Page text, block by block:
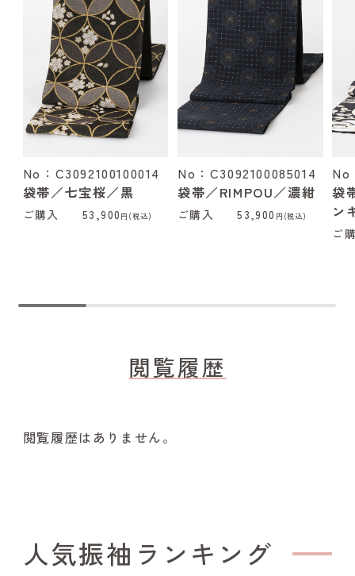
No：C3092100100014
袋帯／七宝桜／黒
ご購入 53,900 円(税込)
No：C3092100085014
袋帯／RIMPOU／濃紺
ご購入 53,900 円(税込)
No
袋
ン
ご
閲覧履歴
閲覧履歴はありません。
人気振袖ランキング